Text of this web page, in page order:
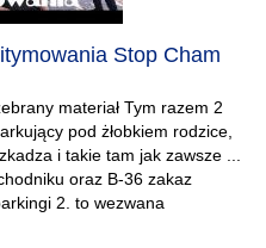
Stop Cham
materiał Tym razem 2
pod żłobkiem rodzice,
i takie tam jak zawsze ...
oraz B-36 zakaz
2. to wezwana